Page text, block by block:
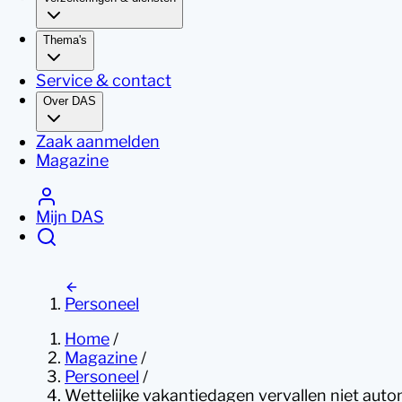
Thema's
Service & contact
Over DAS
Zaak aanmelden
Magazine
Mijn DAS
Personeel
Home /
Magazine /
Personeel /
Wettelijke vakantiedagen vervallen niet